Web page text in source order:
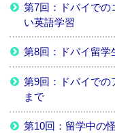
第7回：ドバイでの
い英語学習
第8回：ドバイ留学
第9回：ドバイでの
まで
第10回：留学中の